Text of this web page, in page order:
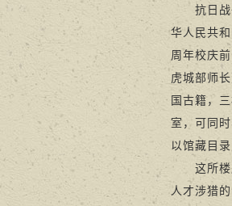
抗日战争
华人民共
周年校庆
虎城部师
国古籍，
室，可同
以馆藏目
这所楼房
人才涉猎